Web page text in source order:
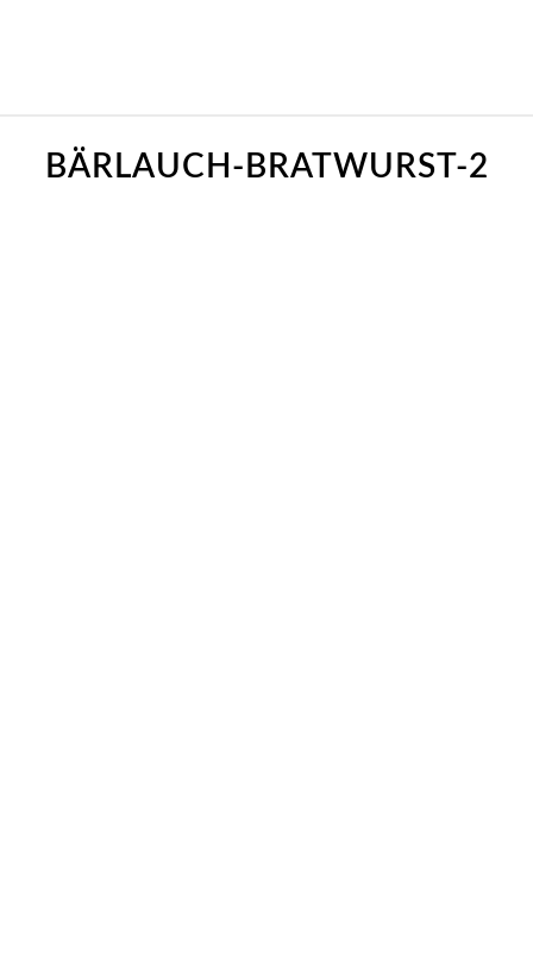
BÄRLAUCH-BRATWURST-2